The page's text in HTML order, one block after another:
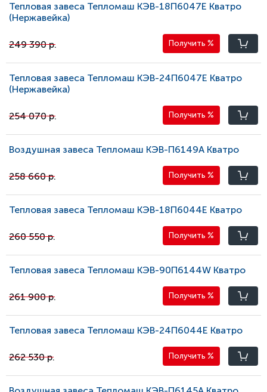
Тепловая завеса Тепломаш КЭВ-18П6047E Кватро
(Нержавейка)
249 390 р. Получить %
Тепловая завеса Тепломаш КЭВ-24П6047E Кватро
(Нержавейка)
254 070 р. Получить %
Воздушная завеса Тепломаш КЭВ-П6149A Кватро
258 660 р. Получить %
Тепловая завеса Тепломаш КЭВ-18П6044E Кватро
260 550 р. Получить %
Тепловая завеса Тепломаш КЭВ-90П6144W Кватро
261 900 р. Получить %
Тепловая завеса Тепломаш КЭВ-24П6044E Кватро
262 530 р. Получить %